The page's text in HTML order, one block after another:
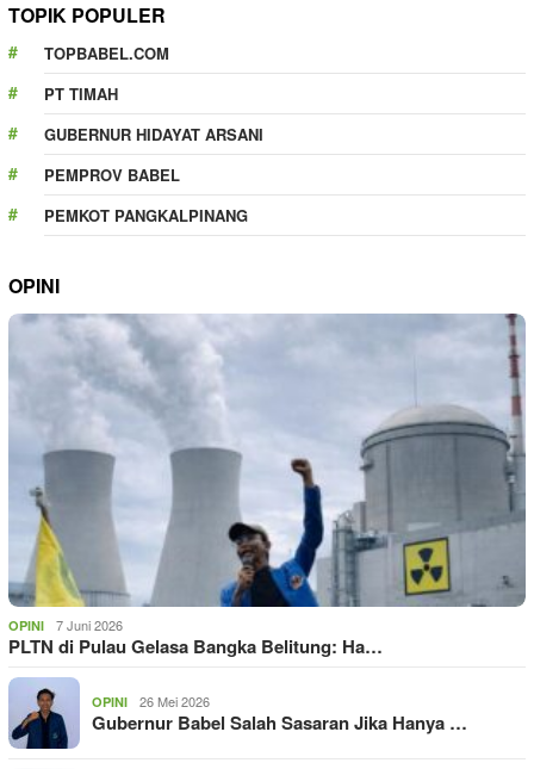
TOPIK POPULER
TOPBABEL.COM
PT TIMAH
GUBERNUR HIDAYAT ARSANI
PEMPROV BABEL
PEMKOT PANGKALPINANG
OPINI
OPINI 7 Juni 2026
PLTN di Pulau Gelasa Bangka Belitung: Ha…
OPINI 26 Mei 2026
Gubernur Babel Salah Sasaran Jika Hanya …